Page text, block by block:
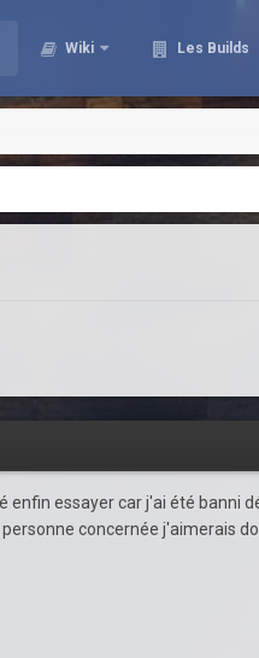
Wiki Les Builds
essayer car j'ai été
concernée j'aimerais